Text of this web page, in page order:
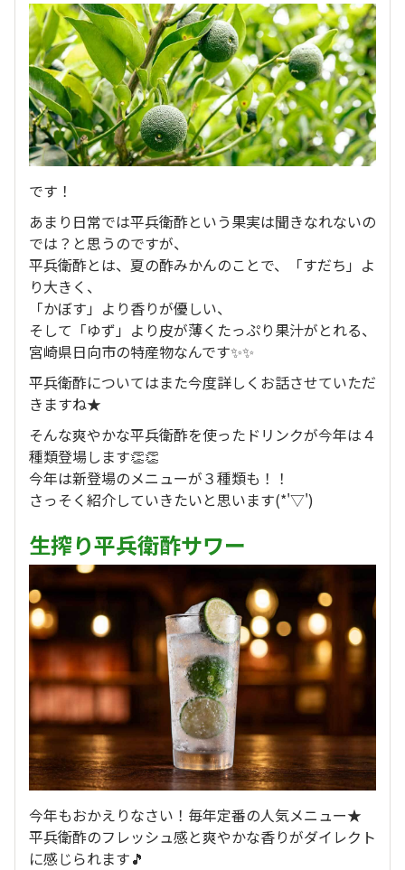
です！
あまり日常では平兵衛酢という果実は聞きなれないの
では？と思うのですが、
平兵衛酢とは、夏の酢みかんのことで、「すだち」よ
り大きく、
「かぼす」より香りが優しい、
そして「ゆず」より皮が薄くたっぷり果汁がとれる、
宮崎県日向市の特産物なんです✨✨
平兵衛酢についてはまた今度詳しくお話させていただ
きますね★
そんな爽やかな平兵衛酢を使ったドリンクが今年は４
種類登場します👏👏
今年は新登場のメニューが３種類も！！
さっそく紹介していきたいと思います(*'▽')
生搾り平兵衛酢サワー
今年もおかえりなさい！毎年定番の人気メニュー★
平兵衛酢のフレッシュ感と爽やかな香りがダイレクト
に感じられます🎵